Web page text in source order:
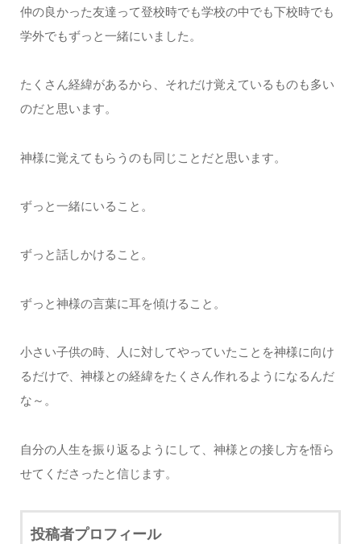
仲の良かった友達って登校時でも学校の中でも下校時でも
学外でもずっと一緒にいました。
たくさん経緯があるから、それだけ覚えているものも多い
のだと思います。
神様に覚えてもらうのも同じことだと思います。
ずっと一緒にいること。
ずっと話しかけること。
ずっと神様の言葉に耳を傾けること。
小さい子供の時、人に対してやっていたことを神様に向け
るだけで、神様との経緯をたくさん作れるようになるんだ
な～。
自分の人生を振り返るようにして、神様との接し方を悟ら
せてくださったと信じます。
投稿者プロフィール